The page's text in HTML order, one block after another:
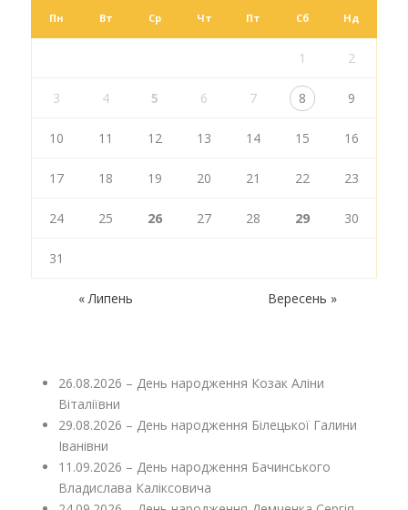
Пн Вт Ср Чт Пт Сб Нд
1 2
3 4 5 6 7 8 9
10 11 12 13 14 15 16
17 18 19 20 21 22 23
24 25 26 27 28 29 30
31
« Липень Вересень »
26.08.2026 – День народження Козак Аліни
Віталіївни
29.08.2026 – День народження Білецької Галини
Іванівни
11.09.2026 – День народження Бачинського
Владислава Каліксовича